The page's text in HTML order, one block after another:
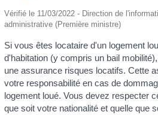
Vérifié le 11/03/2022 - Direction de
administrative (Première ministre)
Si vous êtes locataire d'un logement
d'habitation (y compris un bail
une assurance risques locatifs. Cette
votre responsabilité en cas de
logement loué. Vous devez respecter
que soit votre nationalité et quelle que